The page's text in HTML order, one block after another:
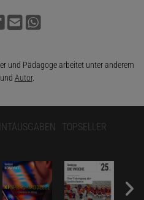
und Pädagoge arbeitet unter anderem
Autor.
TOPSELLER